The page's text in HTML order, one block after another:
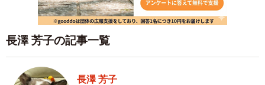
長澤 芳子の記事一覧
長澤 芳子